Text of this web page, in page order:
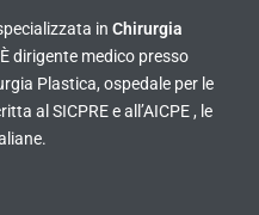
in Chirurgia
dirigente medico presso
Plastica, ospedale per le
al SICPRE e all’AICPE , le